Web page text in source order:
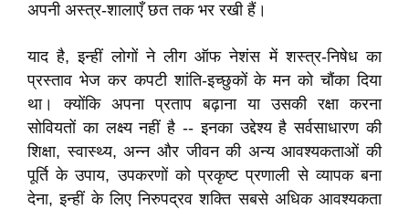
अपनी अस्त्र-शालाएँ छत तक भर रखी हैं।
याद है, इन्हीं लोगों ने लीग ऑफ नेशंस में शस्त्र-निषेध का
प्रस्ताव भेज कर कपटी शांति-इच्छुकों के मन को चौंका दिया
था। क्योंकि अपना प्रताप बढ़ाना या उसकी रक्षा करना
सोवियतों का लक्ष्य नहीं है -- इनका उद्देश्य है सर्वसाधारण की
शिक्षा, स्वास्थ्य, अन्न और जीवन की अन्य आवश्यकताओं की
पूर्ति के उपाय, उपकरणों को प्रकृष्ट प्रणाली से व्यापक बना
देना, इन्हीं के लिए निरुपद्रव शक्ति सबसे अधिक आवश्यकता